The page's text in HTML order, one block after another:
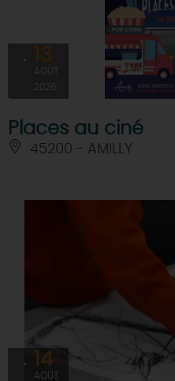
13
AOÛT
2026
Places au ciné
45200 - AMILLY
14
AOÛT